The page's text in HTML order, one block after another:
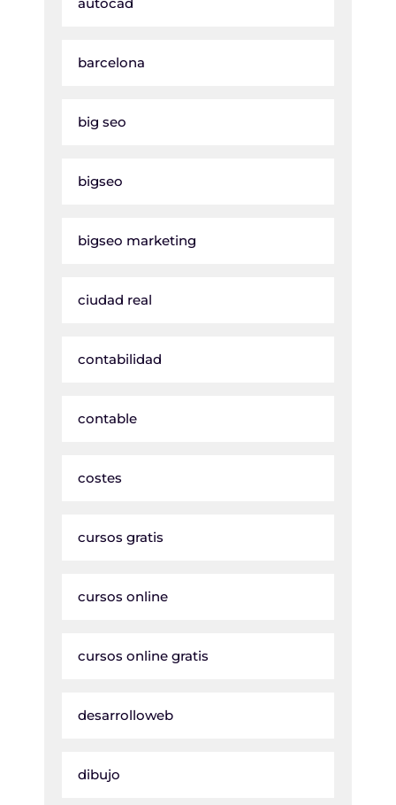
barcelona
big seo
bigseo
bigseo marketing
ciudad real
contabilidad
contable
costes
cursos gratis
cursos online
cursos online gratis
desarrolloweb
dibujo